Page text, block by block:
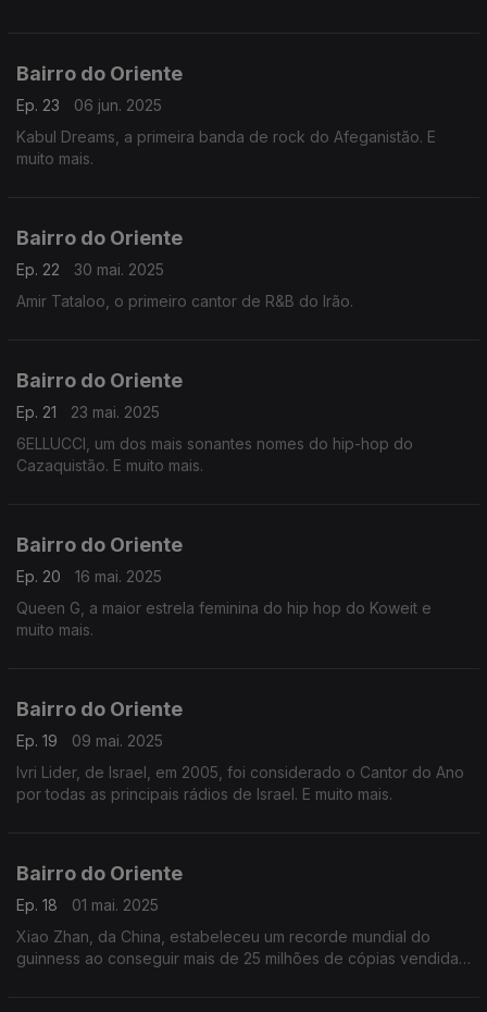
Bairro do Oriente
Ep. 23
06 jun. 2025
Kabul Dreams, a primeira banda de rock do Afeganistão. E
muito mais.
Bairro do Oriente
Ep. 22
30 mai. 2025
Amir Tataloo, o primeiro cantor de R&B do Irão.
Bairro do Oriente
Ep. 21
23 mai. 2025
6ELLUCCI, um dos mais sonantes nomes do hip-hop do
Cazaquistão. E muito mais.
Bairro do Oriente
Ep. 20
16 mai. 2025
Queen G, a maior estrela feminina do hip hop do Koweit e
muito mais.
Bairro do Oriente
Ep. 19
09 mai. 2025
Ivri Lider, de Israel, em 2005, foi considerado o Cantor do Ano
por todas as principais rádios de Israel. E muito mais.
Bairro do Oriente
Ep. 18
01 mai. 2025
Xiao Zhan, da China, estabeleceu um recorde mundial do
guinness ao conseguir mais de 25 milhões de cópias vendidas